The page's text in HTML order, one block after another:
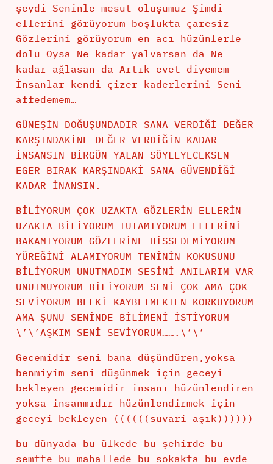
şeydi Seninle mesut oluşumuz Şimdi
ellerini görüyorum boşlukta çaresiz
Gözlerini görüyorum en acı hüzünlerle
dolu Oysa Ne kadar yalvarsan da Ne
kadar ağlasan da Artık evet diyemem
İnsanlar kendi çizer kaderlerini Seni
affedemem…
GÜNEŞİN DOĞUŞUNDADIR SANA VERDİĞİ DEĞER
KARŞINDAKİNE DEĞER VERDİĞİN KADAR
İNSANSIN BİRGÜN YALAN SÖYLEYECEKSEN
EGER BIRAK KARŞINDAKİ SANA GÜVENDİĞİ
KADAR İNANSIN.
BİLİYORUM ÇOK UZAKTA GÖZLERİN ELLERİN
UZAKTA BİLİYORUM TUTAMIYORUM ELLERİNİ
BAKAMIYORUM GÖZLERİNE HİSSEDEMİYORUM
YÜREĞİNİ ALAMIYORUM TENİNİN KOKUSUNU
BİLİYORUM UNUTMADIM SESİNİ ANILARIM VAR
UNUTMUYORUM BİLİYORUM SENİ ÇOK AMA ÇOK
SEVİYORUM BELKİ KAYBETMEKTEN KORKUYORUM
AMA ŞUNU SENİNDE BİLİMENİ İSTİYORUM
\’\’AŞKIM SENİ SEVİYORUM…….\’\’
Gecemidir seni bana düşündüren,yoksa
benmiyim seni düşünmek için geceyi
bekleyen gecemidir insanı hüzünlendiren
yoksa insanmıdır hüzünlendirmek için
geceyi bekleyen ((((((suvari aşık))))))
bu dünyada bu ülkede bu şehirde bu
semtte bu mahallede bu sokakta bu evde